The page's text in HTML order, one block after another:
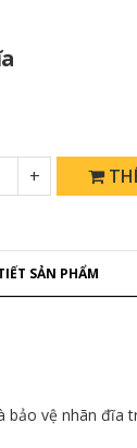
+
SẢN PHẨM
bảo vệ nhãn đĩa